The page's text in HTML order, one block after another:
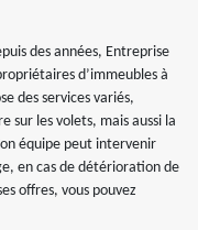
des années, Entreprise
d’immeubles à
des services variés,
sur les volets, mais aussi la
équipe peut intervenir
en cas de détérioration de
offres, vous pouvez